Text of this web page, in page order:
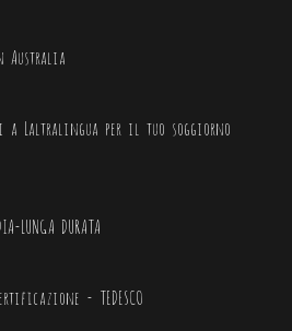
Australia
Laltralingua per il tuo soggiorno
LUNGA DURATA
- TEDESCO